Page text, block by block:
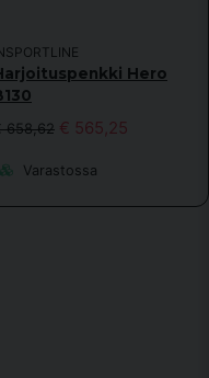
Hero
658,62 € 565,25
Varastossa